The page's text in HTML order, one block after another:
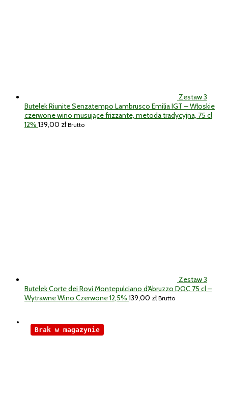
Zestaw 3
Butelek Riunite Senzatempo Lambrusco Emilia IGT – Włoskie
czerwone wino musujące frizzante, metoda tradycyjna, 75 cl
12% 139,00 zł Brutto
Zestaw 3
Butelek Corte dei Rovi Montepulciano d'Abruzzo DOC 75 cl –
Wytrawne Wino Czerwone 12,5% 139,00 zł Brutto
Brak w magazynie